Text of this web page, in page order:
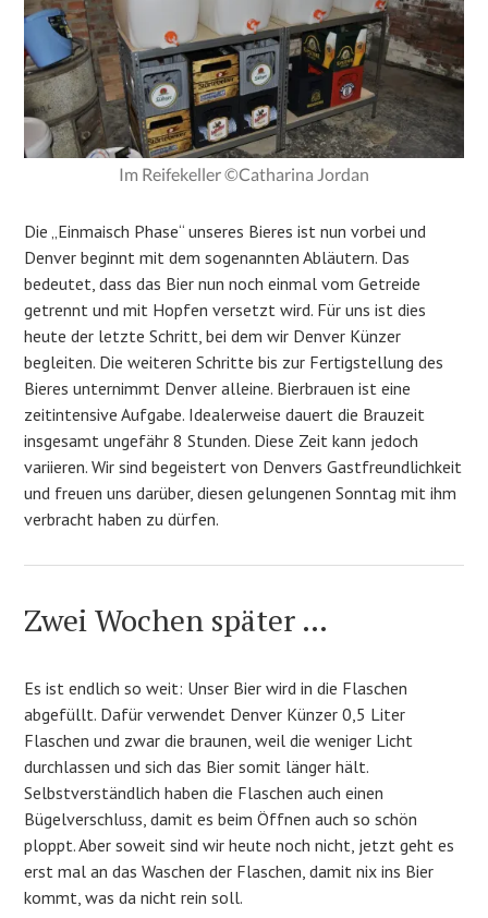
Im Reifekeller ©Catharina Jordan
Die „Einmaisch Phase“ unseres Bieres ist nun vorbei und
Denver beginnt mit dem sogenannten Abläutern. Das
bedeutet, dass das Bier nun noch einmal vom Getreide
getrennt und mit Hopfen versetzt wird. Für uns ist dies
heute der letzte Schritt, bei dem wir Denver Künzer
begleiten. Die weiteren Schritte bis zur Fertigstellung des
Bieres unternimmt Denver alleine. Bierbrauen ist eine
zeitintensive Aufgabe. Idealerweise dauert die Brauzeit
insgesamt ungefähr 8 Stunden. Diese Zeit kann jedoch
variieren. Wir sind begeistert von Denvers Gastfreundlichkeit
und freuen uns darüber, diesen gelungenen Sonntag mit ihm
verbracht haben zu dürfen.
Zwei Wochen später …
Es ist endlich so weit: Unser Bier wird in die Flaschen
abgefüllt. Dafür verwendet Denver Künzer 0,5 Liter
Flaschen und zwar die braunen, weil die weniger Licht
durchlassen und sich das Bier somit länger hält.
Selbstverständlich haben die Flaschen auch einen
Bügelverschluss, damit es beim Öffnen auch so schön
ploppt. Aber soweit sind wir heute noch nicht, jetzt geht es
erst mal an das Waschen der Flaschen, damit nix ins Bier
kommt, was da nicht rein soll.